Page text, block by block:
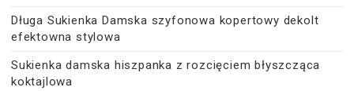
Długa Sukienka Damska szyfonowa kopertowy dekolt
efektowna stylowa
Sukienka damska hiszpanka z rozcięciem błyszcząca
koktajlowa